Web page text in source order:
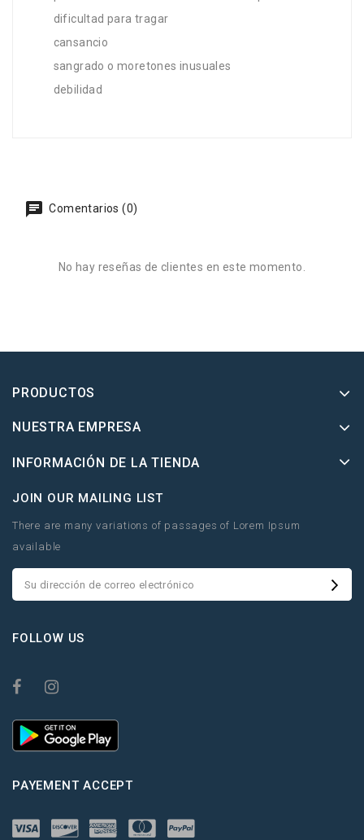
dificultad para tragar
cansancio
sangrado o moretones inusuales
debilidad
Comentarios (0)
No hay reseñas de clientes en este momento.
PRODUCTOS
NUESTRA EMPRESA
INFORMACIÓN DE LA TIENDA
JOIN OUR MAILING LIST
There are many variations of passages of Lorem Ipsum
available
FOLLOW US
PAYEMENT ACCEPT